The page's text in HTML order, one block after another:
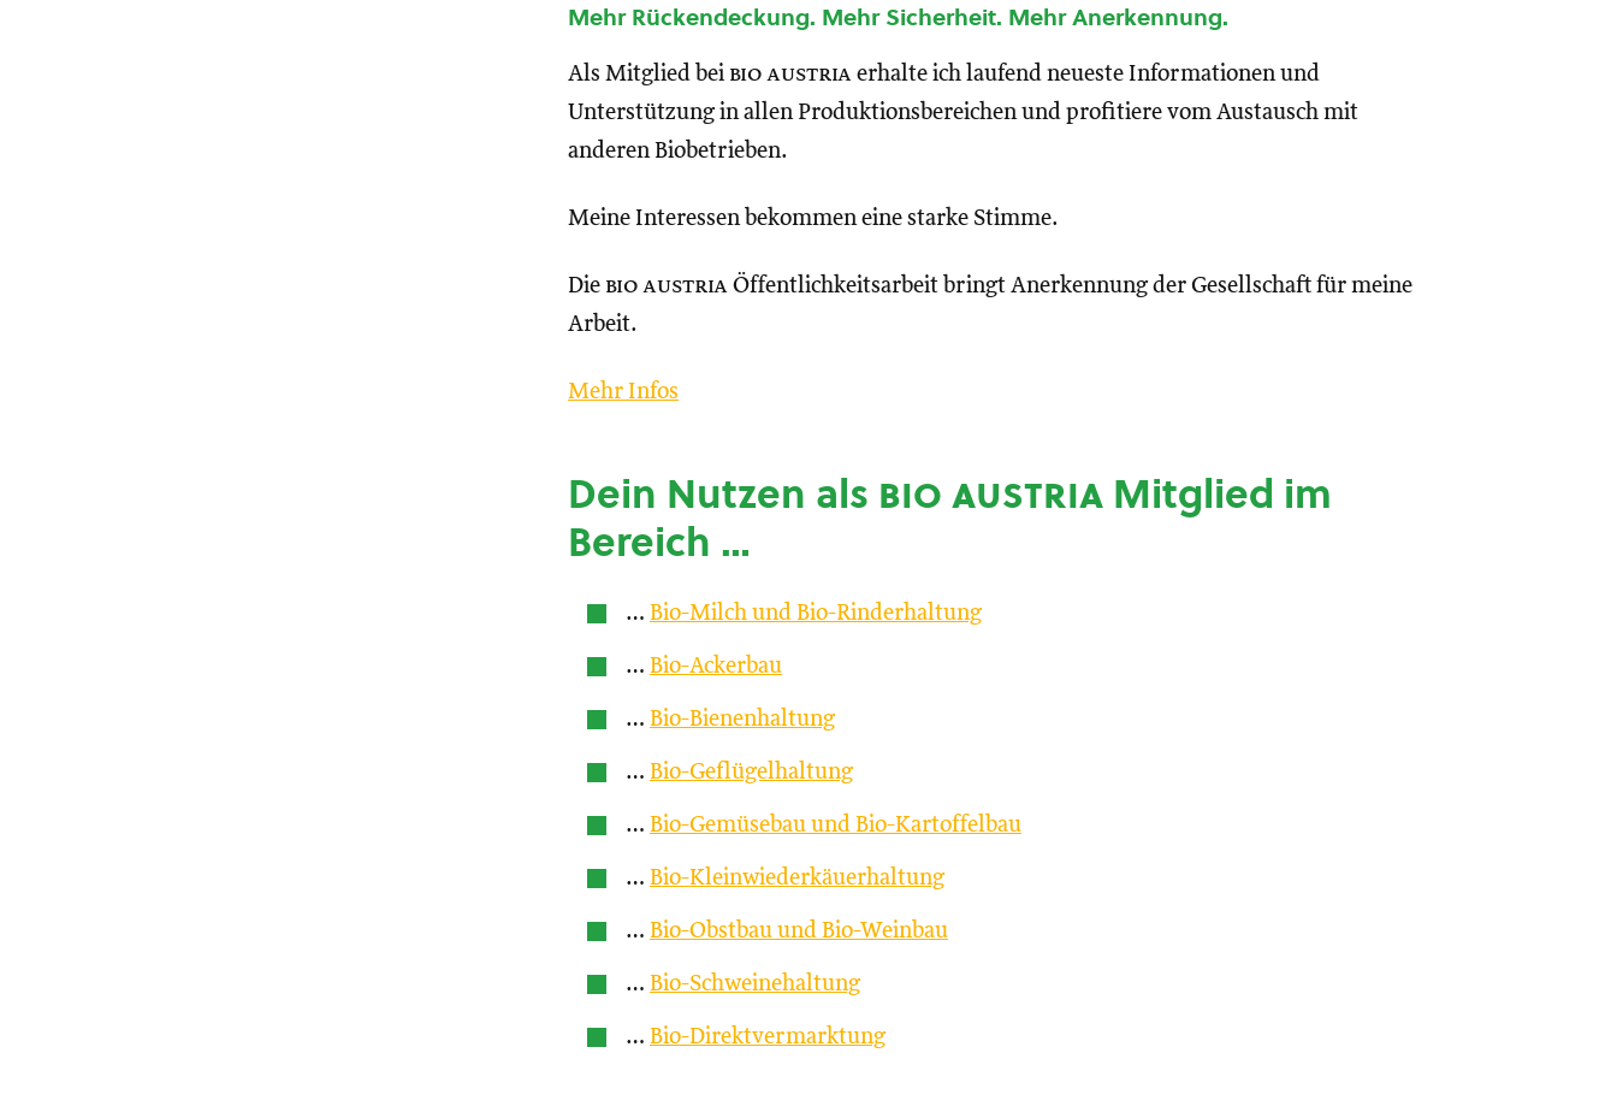
Mehr Rückendeckung. Mehr Sicherheit. Mehr Anerkennung.
Als Mitglied bei bio austria erhalte ich laufend neueste Informationen und
Unterstützung in allen Produktionsbereichen und profitiere vom Austausch mit
anderen Biobetrieben.
Meine Interessen bekommen eine starke Stimme.
Die bio austria Öffentlichkeitsarbeit bringt Anerkennung der Gesellschaft für meine
Arbeit.
Mehr Infos
Dein Nutzen als bio austria Mitglied im
Bereich …
… Bio-Milch und Bio-Rinderhaltung
… Bio-Ackerbau
… Bio-Bienenhaltung
… Bio-Geflügelhaltung
… Bio-Gemüsebau und Bio-Kartoffelbau
… Bio-Kleinwiederkäuerhaltung
… Bio-Obstbau und Bio-Weinbau
… Bio-Schweinehaltung
… Bio-Direktvermarktung